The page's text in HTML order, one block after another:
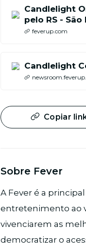
Candlelight
pelo RS - São
feverup.com
Candlelight
Copiar
Sobre Fever
A Fever é a
entretenimento ao
vivenciarem as
democratizar o